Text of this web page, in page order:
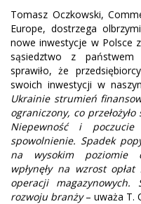
Tomasz Oczkowski,
Europe, dostrzega
nowe inwestycje w Polsce
sąsiedztwo z państwem
sprawiło, że
swoich inwestycji w
Ukrainie strumień
ograniczony, co
Niepewność i poczucie
spowolnienie. Spadek
na wysokim poziomie
wpłynęły na wzrost
operacji
rozwoju branży– uważa T.